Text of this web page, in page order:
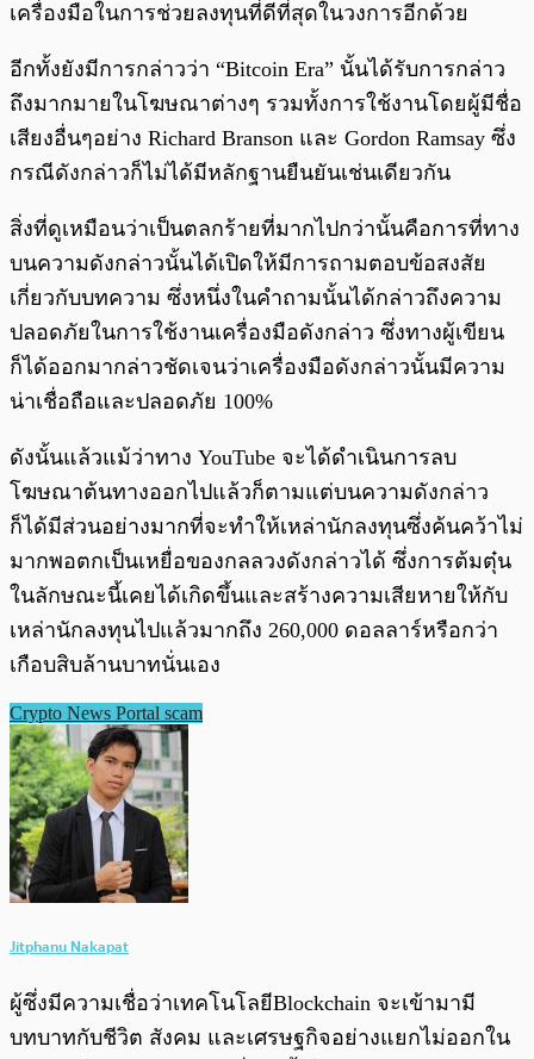
เครื่องมือในการช่วยลงทุนที่ดีที่สุดในวงการอีกด้วย
อีกทั้งยังมีการกล่าวว่า “Bitcoin Era” นั้นได้รับการกล่าว
ถึงมากมายในโฆษณาต่างๆ รวมทั้งการใช้งานโดยผู้มีชื่อ
เสียงอื่นๆอย่าง Richard Branson และ Gordon Ramsay ซึ่ง
กรณีดังกล่าวก็ไม่ได้มีหลักฐานยืนยันเช่นเดียวกัน
สิ่งที่ดูเหมือนว่าเป็นตลกร้ายที่มากไปกว่านั้นคือการที่ทาง
บนความดังกล่าวนั้นได้เปิดให้มีการถามตอบข้อสงสัย
เกี่ยวกับบทความ ซึ่งหนึ่งในคำถามนั้นได้กล่าวถึงความ
ปลอดภัยในการใช้งานเครื่องมือดังกล่าว ซึ่งทางผู้เขียน
ก็ได้ออกมากล่าวชัดเจนว่าเครื่องมือดังกล่าวนั้นมีความ
น่าเชื่อถือและปลอดภัย 100%
ดังนั้นแล้วแม้ว่าทาง YouTube จะได้ดำเนินการลบ
โฆษณาต้นทางออกไปแล้วก็ตามแต่บนความดังกล่าว
ก็ได้มีส่วนอย่างมากที่จะทำให้เหล่านักลงทุนซึ่งค้นคว้าไม่
มากพอตกเป็นเหยื่อของกลลวงดังกล่าวได้ ซึ่งการต้มตุ๋น
ในลักษณะนี้เคยได้เกิดขึ้นและสร้างความเสียหายให้กับ
เหล่านักลงทุนไปแล้วมากถึง 260,000 ดอลลาร์หรือกว่า
เกือบสิบล้านบาทนั่นเอง
Crypto News Portal scam
Jitphanu Nakapat
ผู้ซึ่งมีความเชื่อว่าเทคโนโลยีBlockchain จะเข้ามามี
บทบาทกับชีวิต สังคม และเศรษฐกิจอย่างแยกไม่ออกใน